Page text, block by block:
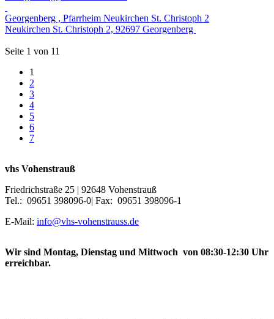
Georgenberg , Pfarrheim Neukirchen St. Christoph 2
Neukirchen St. Christoph 2, 92697 Georgenberg
Seite 1 von 11
1
2
3
4
5
6
7
vhs Vohenstrauß
Friedrichstraße 25 | 92648 Vohenstrauß
Tel.: 09651 398096-0| Fax: 09651 398096-1
E-Mail: info@vhs-vohenstrauss.de
Wir sind Montag, Dienstag und Mittwoch von 08:30-12:30 Uhr
erreichbar.